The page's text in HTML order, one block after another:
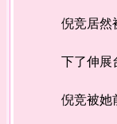
倪竞居然被
下了伸展台
倪竞被她前